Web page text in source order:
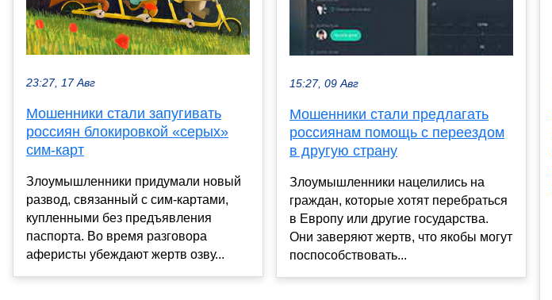
23:27, 17 Авг
Мошенники стали запугивать
россиян блокировкой «серых»
сим-карт
Злоумышленники придумали новый
развод, связанный с сим-картами,
купленными без предъявления
паспорта. Во время разговора
аферисты убеждают жертв озву...
15:27, 09 Авг
Мошенники стали предлагать
россиянам помощь с переездом
в другую страну
Злоумышленники нацелились на
граждан, которые хотят перебраться
в Европу или другие государства.
Они заверяют жертв, что якобы могут
поспособствовать...